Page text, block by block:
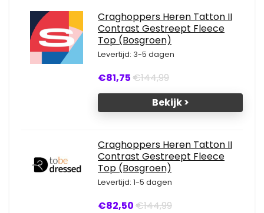
Craghoppers Heren Tatton II
Contrast Gestreept Fleece
Top (Bosgroen)
Levertijd: 3-5 dagen
€81,75€144,99
Bekijk >
Craghoppers Heren Tatton II
Contrast Gestreept Fleece
Top (Bosgroen)
Levertijd: 1-5 dagen
€82,50€144,99